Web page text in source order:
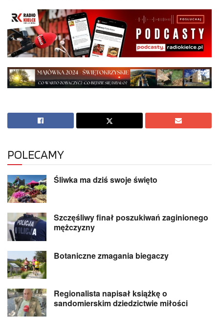
POLECAMY
Śliwka ma dziś swoje święto
Szczęśliwy finał poszukiwań zaginionego
mężczyzny
Botaniczne zmagania biegaczy
Regionalista napisał książkę o
sandomierskim dziedzictwie miłości